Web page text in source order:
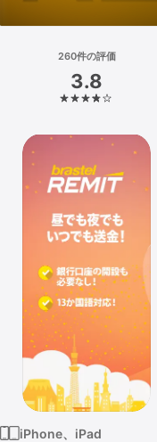
検索
プラットフォーム
iPhone
iPad
Mac
Vision
Watch
260件の評価
3.8
iPhone、iPad